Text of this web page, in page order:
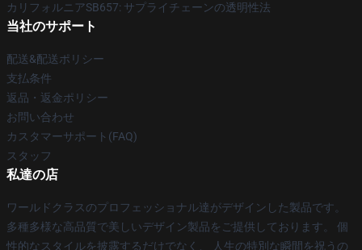
カリフォルニアSB657: サプライチェーンの透明性法
当社のサポート
配送&配送ポリシー
支払条件
返品・返金ポリシー
お問い合わせ
カスタマーサポート(FAQ)
スタッフ
私達の店
ワールドクラスのプロフェッショナル達がデザインした製品です。
多種多様な高品質で美しいデザイン製品をご提供しております。 個
性的なスタイルを披露するだけでなく、 人生の特別な瞬間を祝うの